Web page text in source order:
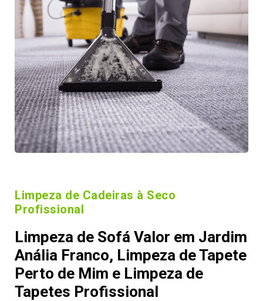
Limpeza de Cadeiras à Seco
Profissional
Limpeza de Sofá Valor em Jardim
Anália Franco, Limpeza de Tapete
Perto de Mim e Limpeza de
Tapetes Profissional